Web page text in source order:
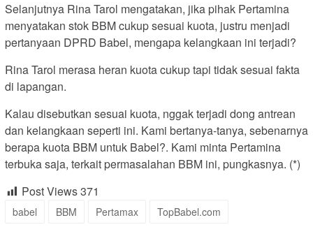
Selanjutnya Rina Tarol mengatakan, jika pihak Pertamina
menyatakan stok BBM cukup sesuai kuota, justru menjadi
pertanyaan DPRD Babel, mengapa kelangkaan ini terjadi?
Rina Tarol merasa heran kuota cukup tapi tidak sesuai fakta
di lapangan.
Kalau disebutkan sesuai kuota, nggak terjadi dong antrean
dan kelangkaan seperti ini. Kami bertanya-tanya, sebenarnya
berapa kuota BBM untuk Babel?. Kami minta Pertamina
terbuka saja, terkait permasalahan BBM ini, pungkasnya. (*)
Post Views371
babel BBM Pertamax TopBabel.com